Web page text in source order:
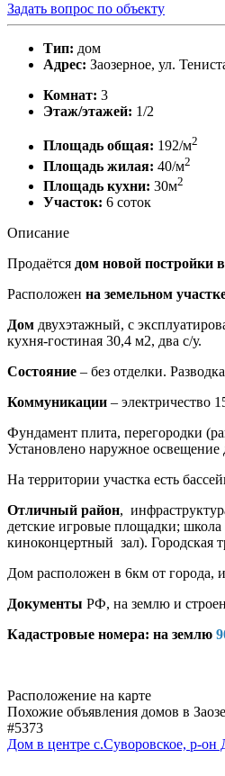
Задать вопрос по объекту
Тип: дом
Адрес: Заозерное, ул.
Комнат: 3
Этаж/этажей: 1/2
Площадь общая: 192/м2
Площадь жилая: 40/м2
Площадь кухни: 30м2
Участок: 6 соток
Описание
Продаётся дом новой постройки
Расположен на земельном
Дом двухэтажный, с
кухня-гостиная 30,4 м2, два с/у.
Состояние – без отделки.
Коммуникации – электричество
Фундамент плита, перегородки
Установлено наружное освещение
На территории участка есть
Отличный район,
детские игровые площадки;
киноконцертный зал). Городская
Дом расположен в 6км от города, и
Документы РФ, на землю и
Кадастровые номера: на землю
Расположение на карте
Похожие объявления домов в
#5373
Дом в центре с.Суворовское, р-он